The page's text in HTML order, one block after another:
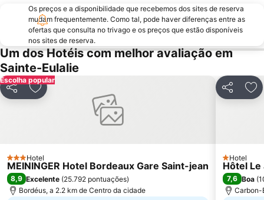
Os preços e a disponibilidade que recebemos dos sites de reserva
mudam frequentemente. Como tal, pode haver diferenças entre as
ofertas que consulta no trivago e os preços que estão disponíveis
nos sites de reserva.
Um dos Hotéis com melhor avaliação em
Sainte-Eulalie
Escolha popular
PartilharAdicionar aos favoritos
3 Estrelas
Hotel
MEININGER Hotel Bordeaux Gare Saint-jean
8,9 Excelente (25.792 pontuações)
Bordéus, a 2.2 km de Centro da cidade
Partilhar
1 Estrelas
Hotel
Hôtel Le
7,6 Boa (
Carbon-